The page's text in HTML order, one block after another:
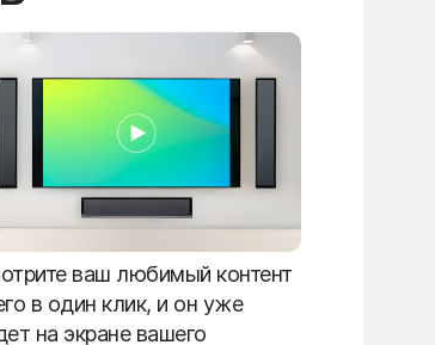
ваш любимый контент
в один клик, и он уже
на экране вашего